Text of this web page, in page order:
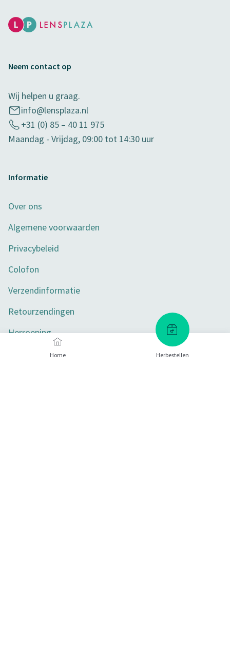
Home Herbestellen
Neem contact op
Wij helpen u graag.
info@lensplaza.nl
+31 (0) 85 – 40 11 975
Maandag - Vrijdag, 09:00 tot 14:30 uur
Informatie
Over ons
Algemene voorwaarden
Privacybeleid
Colofon
Verzendinformatie
Retourzendingen
Herroeping
Toegankelijkheid